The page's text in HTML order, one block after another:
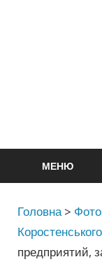
МЕНЮ
Головна >
предприятий,